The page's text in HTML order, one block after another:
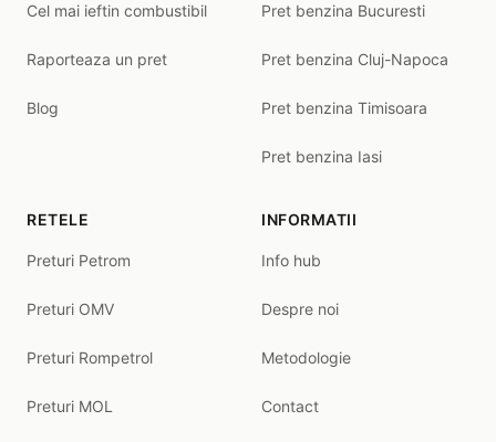
Cel mai ieftin combustibil
Raporteaza un pret
Blog
Pret benzina Bucuresti
Pret benzina Cluj-Napoca
Pret benzina Timisoara
Pret benzina Iasi
RETELE
Preturi Petrom
Preturi OMV
Preturi Rompetrol
Preturi MOL
INFORMATII
Info hub
Despre noi
Metodologie
Contact